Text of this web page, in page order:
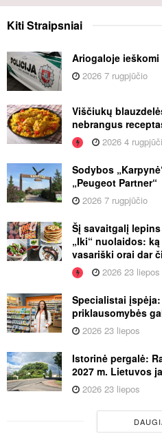
KitiStraipsniai
Ariogaloje
2026 7 rugpjūčio
Viščiukų
nebrangus
2026 4
Sodybos
„Peugeot Partner“
2026 7 rugpjūčio
Šį savaitgalį
„Iki“ nuolaidos:
vasariški orai dar
2026 23 liepos
Specialistai
priklausomybės
2026 23 liepos
Istorinė pergalė:
2027 m. Lietuvos
2026 23 liepos